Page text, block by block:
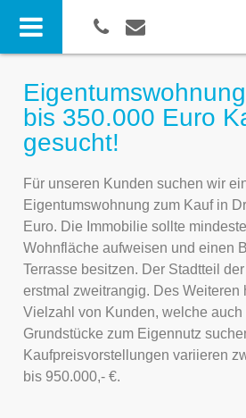
bis 350.000 Euro
gesucht!
Für unseren Kunden suchen wir
Eigentumswohnung zum Kauf in
Euro. Die Immobilie sollte
Wohnfläche aufweisen und einen
Terrasse besitzen. Der Stadtteil
erstmal zweitrangig. Des Weiteren
Vielzahl von Kunden, welche auch
Grundstücke zum Eigennutz
Kaufpreisvorstellungen variieren
bis 950.000,- €.